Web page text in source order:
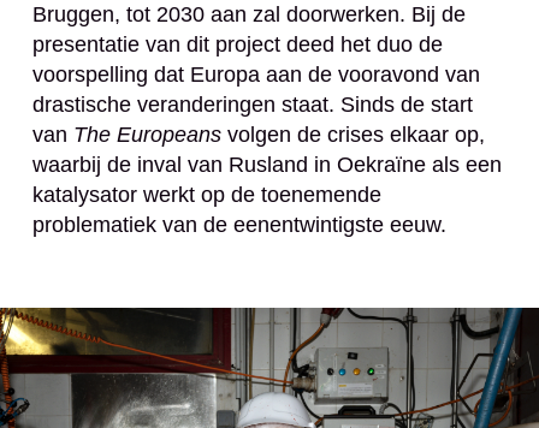
Bruggen, tot 2030 aan zal doorwerken. Bij de
presentatie van dit project deed het duo de
voorspelling dat Europa aan de vooravond van
drastische veranderingen staat. Sinds de start
van The Europeansvolgen de crises elkaar op,
waarbij de inval van Rusland in Oekraïne als een
katalysator werkt op de toenemende
problematiek van de eenentwintigste eeuw.